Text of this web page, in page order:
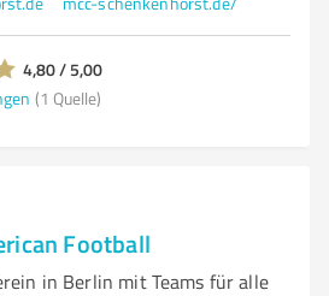
4,80 / 5,00
(1 Quelle)
Football
in Berlin mit Teams für alle